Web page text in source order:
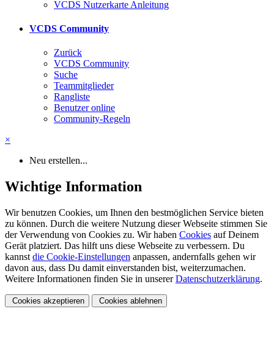
VCDS Nutzerkarte Anleitung
VCDS Community
Zurück
VCDS Community
Suche
Teammitglieder
Rangliste
Benutzer online
Community-Regeln
×
Neu erstellen...
Wichtige Information
Wir benutzen Cookies, um Ihnen den bestmöglichen Service bieten
zu können. Durch die weitere Nutzung dieser Webseite stimmen Sie
der Verwendung von Cookies zu. Wir haben Cookies auf Deinem
Gerät platziert. Das hilft uns diese Webseite zu verbessern. Du
kannst die Cookie-Einstellungen anpassen, andernfalls gehen wir
davon aus, dass Du damit einverstanden bist, weiterzumachen.
Weitere Informationen finden Sie in unsererDatenschutzerklärung.
Cookies akzeptieren Cookies ablehnen